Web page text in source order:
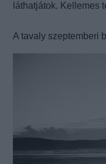
láthatjátok. Kellemes
A tavaly szeptemberi